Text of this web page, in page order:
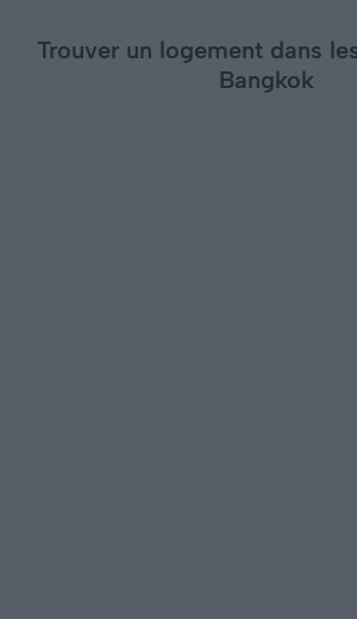
Trouver un logement dans
Bangkok